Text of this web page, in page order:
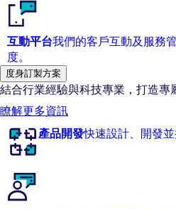
互動平台我們的客戶互動及服務
度。
度身訂製方案
結合行業經驗與科技專業，打造專
瞭解更多資訊
產品開發快速設計、開發並